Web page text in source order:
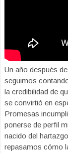
Un año después
seguimos
la credibilidad de
se convirtió en
Promesas
ponerse de perfil
nacido del
repasamos cómo